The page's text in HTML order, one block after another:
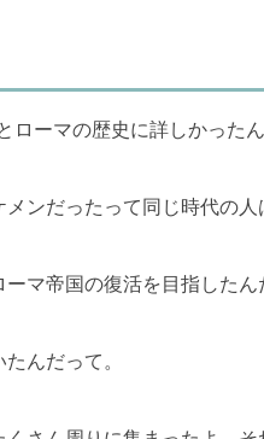
ーマの歴史に詳しかったん
ンだったって同じ時代の人
ーマ帝国の復活を目指したん
んだって。